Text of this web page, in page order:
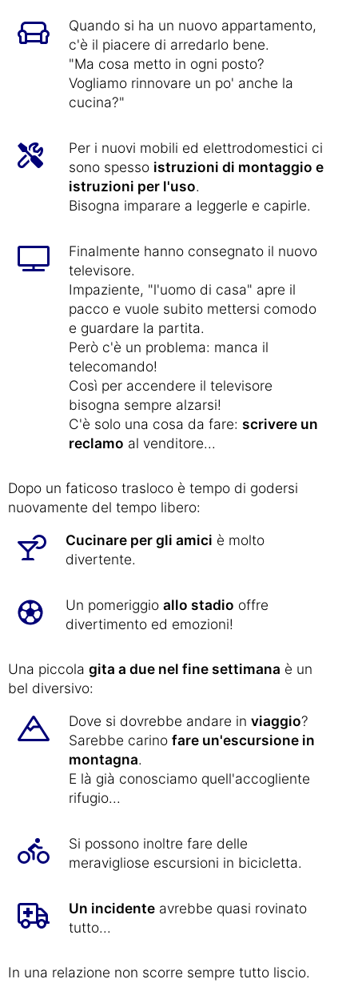
Quando si ha un nuovo appartamento,
c'è il piacere di arredarlo bene.
"Ma cosa metto in ogni posto?
Vogliamo rinnovare un po' anche la
cucina?"
Per i nuovi mobili ed elettrodomestici ci
sono spesso istruzioni di montaggio e
istruzioni per l'uso.
Bisogna imparare a leggerle e capirle.
Finalmente hanno consegnato il nuovo
televisore.
Impaziente, "l'uomo di casa" apre il
pacco e vuole subito mettersi comodo
e guardare la partita.
Però c'è un problema: manca il
telecomando!
Così per accendere il televisore
bisogna sempre alzarsi!
C'è solo una cosa da fare: scrivere un
reclamo al venditore...
Dopo un faticoso trasloco è tempo di godersi
nuovamente del tempo libero:
Cucinare per gli amici è molto
divertente.
Un pomeriggio allo stadio offre
divertimento ed emozioni!
Una piccola gita a due nel fine settimana è un
bel diversivo:
Dove si dovrebbe andare in viaggio?
Sarebbe carino fare un'escursione in
montagna.
E là già conosciamo quell'accogliente
rifugio...
Si possono inoltre fare delle
meravigliose escursioni in bicicletta.
Un incidente avrebbe quasi rovinato
tutto...
In una relazione non scorre sempre tutto liscio.